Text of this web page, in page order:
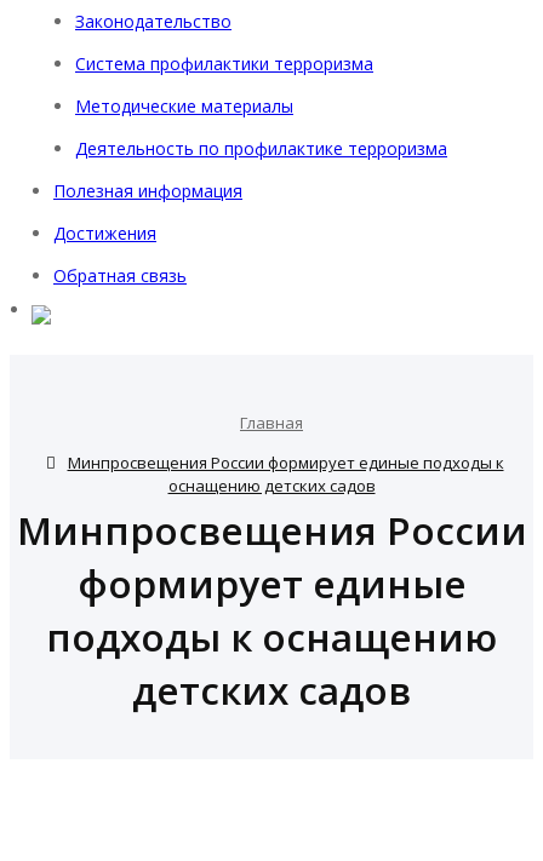
Законодательство
Система профилактики терроризма
Методические материалы
Деятельность по профилактике терроризма
Полезная информация
Достижения
Обратная связь
Главная
Минпросвещения России формирует единые подходы к
оснащению детских садов
Минпросвещения России
формирует единые
подходы к оснащению
детских садов